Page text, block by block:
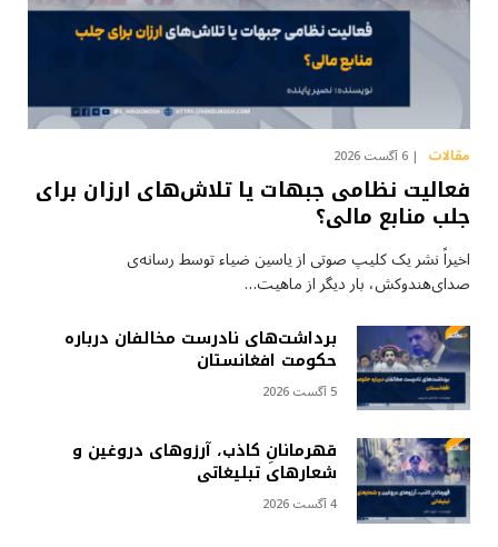
مقالات 6 آگست 2026
فعالیت نظامی جبهات یا تلاش‌های ارزان برای
جلب منابع مالی؟
اخیراً نشر یک کلیپ صوتی از یاسین ضیاء توسط رسانه‌ی
صدای‌هندوکش، بار دیگر از ماهیت…
برداشت‌های نادرست مخالفان درباره
حکومت افغانستان
5 آگست 2026
قهرمانانِ کاذب، آرزوهای دروغین و
شعارهای تبلیغاتی
4 آگست 2026